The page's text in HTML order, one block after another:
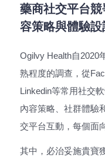
藥商社交平台
容策略與體驗設
Ogilvy Health自2020
熟程度的調查，從
Linkedin等常用社交
內容策略、社群體驗
交平台互動，每個面
其中，必治妥施貴寶